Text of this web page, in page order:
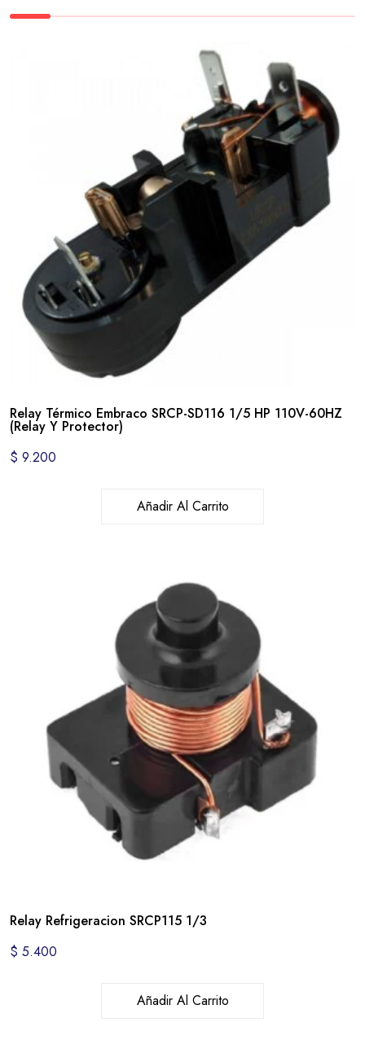
Relay Térmico Embraco SRCP-SD116 1/5 HP 110V-60HZ
(Relay Y Protector)
$ 9.200
Añadir Al Carrito
Relay Refrigeracion SRCP115 1/3
$ 5.400
Añadir Al Carrito